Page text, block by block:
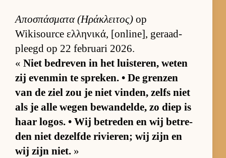
Αποσπάσματα (Ηράκλειτος) op
Wikisource ελληνικά, [on­li­ne], ge­raad­
pleegd op 22 fe­bru­ari 2026.
« Niet be­dre­ven in het luis­te­ren, we­ten
zij even­min te spre­ken. • De gren­zen
van de ziel zou je niet vin­den, zelfs niet
als je alle we­gen be­wan­del­de, zo diep is
haar lo­gos. • Wij be­tre­den en wij be­tre­
den niet de­zelfde ri­vie­ren; wij zijn en
wij zijn niet. »